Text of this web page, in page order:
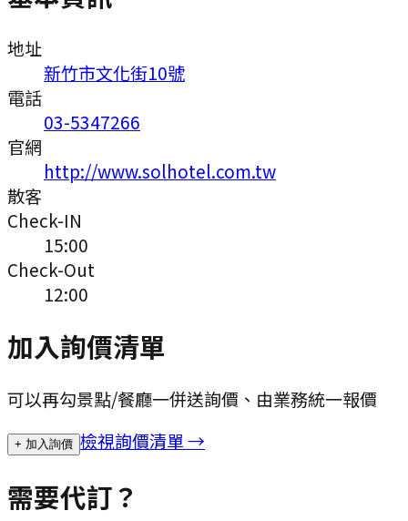
地址
新竹市文化街10號
電話
03-5347266
官網
http://www.solhotel.com.tw
散客
Check-IN
15:00
Check-Out
12:00
加入詢價清單
可以再勾景點/餐廳一併送詢價、由業務統一報價
+ 加入詢價 檢視詢價清單 →
需要代訂？